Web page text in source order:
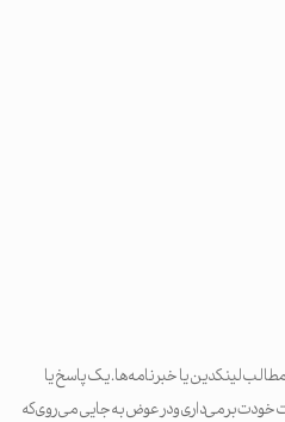
لینکدین یا خبرنامه‌ها. یک پاسخ یا
به سمت خودت برمی‌داری و در عوض به جایی می‌روی که